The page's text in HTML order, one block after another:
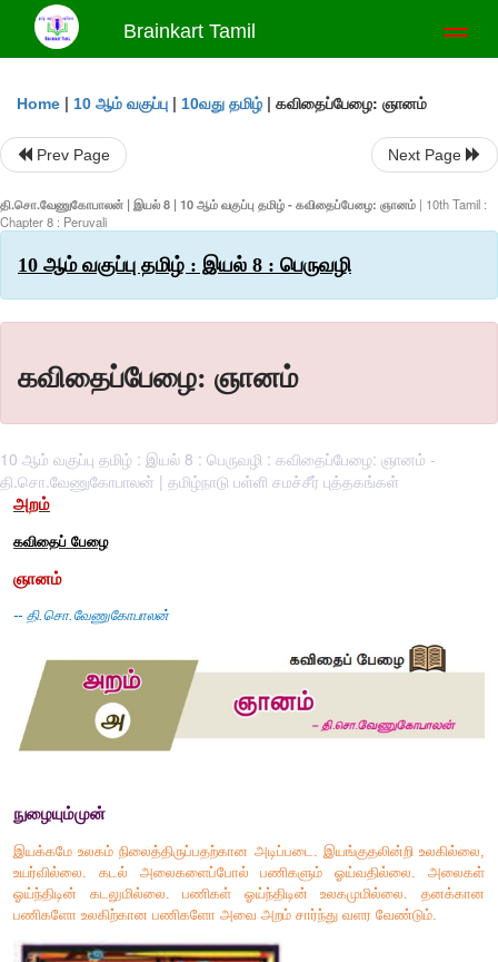
Brainkart Tamil
Home | 10 ஆம் வகுப்பு | 10வது தமிழ் | கவிதைப்பேழை: ஞானம்
Prev Page Next Page
தி.சொ.வேணுகோபாலன் | இயல் 8 | 10 ஆம் வகுப்பு தமிழ் - கவிதைப்பேழை: ஞானம் | 10th Tamil :
Chapter 8 : Peruvali
10 ஆம் வகுப்பு தமிழ் : இயல் 8 : பெருவழி
கவிதைப்பேழை: ஞானம்
10 ஆம் வகுப்பு தமிழ் : இயல் 8 : பெருவழி : கவிதைப்பேழை: ஞானம் -
தி.சொ.வேணுகோபாலன் | தமிழ்நாடு பள்ளி சமச்சீர் புத்தகங்கள்
அறம்
கவிதைப் பேழை
ஞானம்